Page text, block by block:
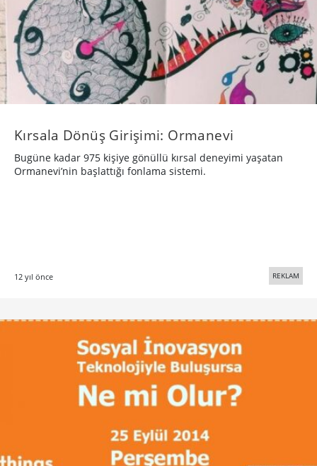
Kırsala Dönüş Girişimi: Ormanevi
Bugüne kadar 975 kişiye gönüllü kırsal deneyimi yaşatan
Ormanevi’nin başlattığı fonlama sistemi.
12 yıl önce REKLAM